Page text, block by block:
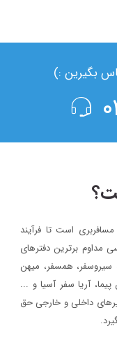
بگیرین :)
مسافربری است تا فرآیند
مداوم برترین دفترهای
سیروسفر، همسفر، میهن‌
پیما، آریا سفر آسیا و ...
داخلی و خارجی حق